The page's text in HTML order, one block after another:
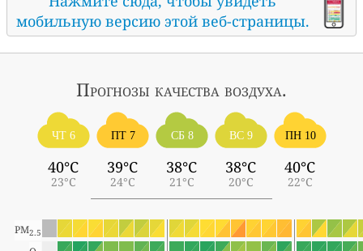
мобильную версию этой веб-страницы.
Прогнозы качества воздуха.
ЧТ 6
40°C
23°C
ПТ 7
39°C
24°C
СБ 8
38°C
21°C
ВС 9
38°C
20°C
ПН 10
40°C
22°C
PM2.5